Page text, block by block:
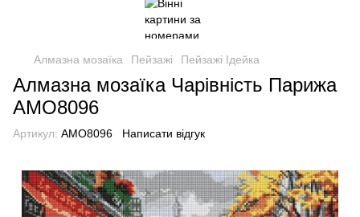
Алмазна мозаїка Пейзажі Пейзажі Ідейка
Алмазна мозаїка Чарівність Парижа
AMO8096
Артикул: AMO8096 Написати відгук